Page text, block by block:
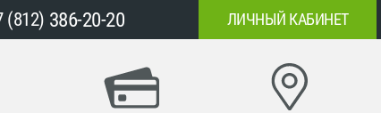
(812) 386-20-20 ЛИЧНЫЙ КАБИНЕТ